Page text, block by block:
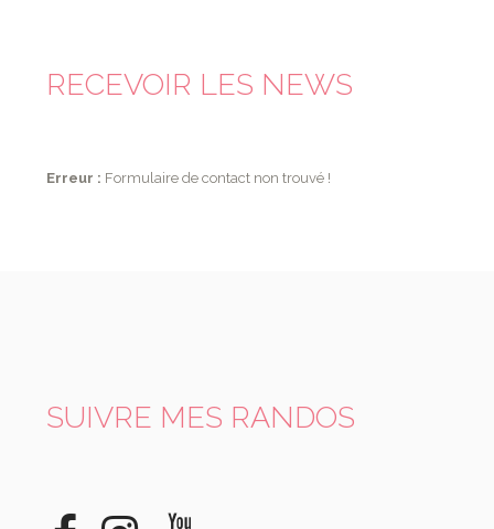
RECEVOIR LES NEWS
Erreur : Formulaire de contact non trouvé !
SUIVRE MES RANDOS